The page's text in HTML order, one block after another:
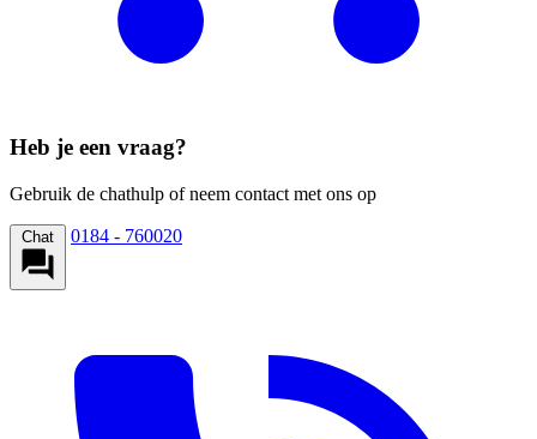
Heb je een vraag?
Gebruik de chathulp of neem contact met ons op
Chat 0184 - 760020